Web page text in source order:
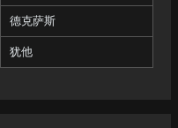
德克萨斯
犹他